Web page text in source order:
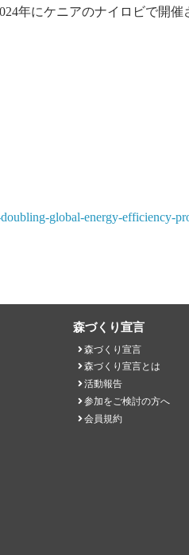
年にケニアのナイロビで開催
global-energy-efficiency-
森づくり宣言
森づくり宣言
森づくり宣言とは
活動報告
参加をご検討の方へ
会員規約